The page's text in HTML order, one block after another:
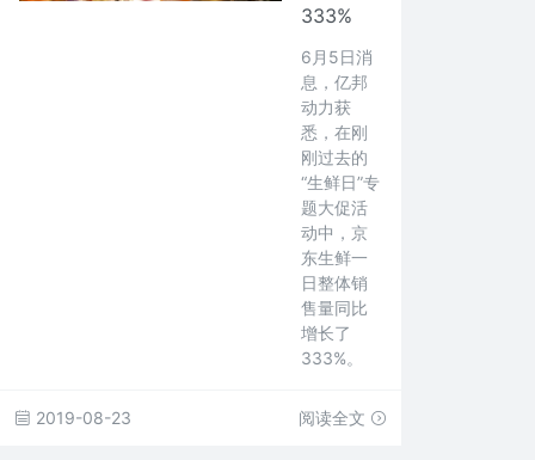
333%
6月5日消
息，亿邦
动力获
悉，在刚
刚过去的
“生鲜日”专
题大促活
动中，京
东生鲜一
日整体销
售量同比
增长了
333%。
2019-08-23 阅读全文